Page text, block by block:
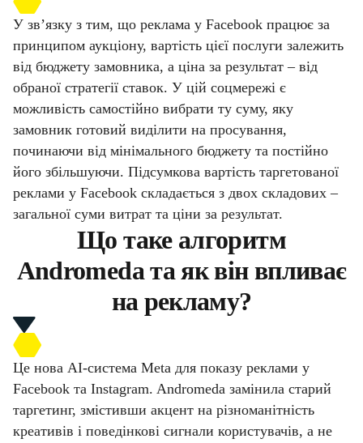
У зв’язку з тим, що реклама у Facebook працює за
принципом аукціону, вартість цієї послуги залежить
від бюджету замовника, а ціна за результат – від
обраної стратегії ставок. У цій соцмережі є
можливість самостійно вибрати ту суму, яку
замовник готовий виділити на просування,
починаючи від мінімального бюджету та постійно
його збільшуючи. Підсумкова вартість таргетованої
реклами у Facebook складається з двох складових –
загальної суми витрат та ціни за результат.
Що таке алгоритм
Andromeda та як він впливає
на рекламу?
Це нова AI‑система Meta для показу реклами у
Facebook та Instagram. Andromeda замінила старий
таргетинг, змістивши акцент на різноманітність
креативів і поведінкові сигнали користувачів, а не